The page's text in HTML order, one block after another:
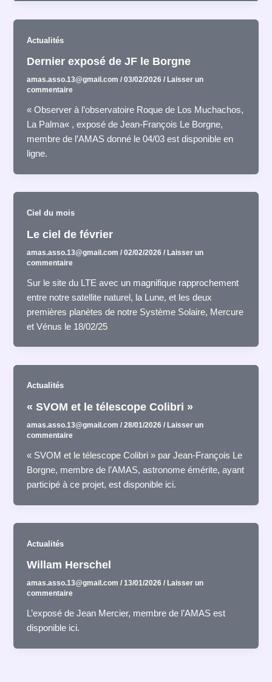
Actualités
Dernier exposé de JF le Borgne
amas.asso.13@gmail.com/03/02/2026/ Laisser un
commentaire
« Observer à l’observatoire Roque de Los Muchachos,
La Palma« , exposé de Jean-François Le Borgne,
membre de l’AMAS donné le 04/03 est disponible en
ligne.
Ciel du mois
Le ciel de février
amas.asso.13@gmail.com/02/02/2026/Laisser un
commentaire
Sur le site du LTE avec un magnifique rapprochement
entre notre satellite naturel, la Lune, et les deux
premières planètes de notre Système Solaire, Mercure
et Vénus le 18/02/25
Actualités
« SVOM et le télescope Colibri »
amas.asso.13@gmail.com/28/01/2026/ Laisser un
commentaire
« SVOM et le télescope Colibri » par Jean-François Le
Borgne, membre de l’AMAS, astronome émérite, ayant
participé à ce projet, est disponible ici.
Actualités
Willam Herschel
amas.asso.13@gmail.com/13/01/2026/ Laisser un
commentaire
L’exposé de Jean Mercier, membre de l’AMAS est
disponible ici.